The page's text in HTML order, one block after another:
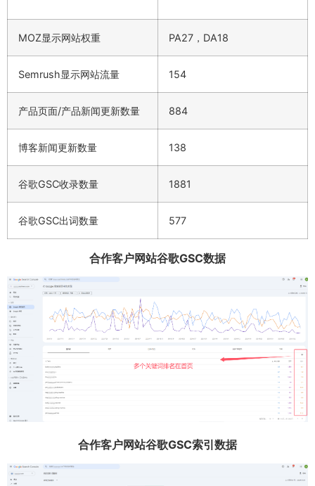
MOZ显示网站权重 PA27，DA18
Semrush显示网站流量 154
产品页面/产品新闻更新数量 884
博客新闻更新数量 138
谷歌GSC收录数量 1881
谷歌GSC出词数量 577
合作客户网站谷歌GSC数据
合作客户网站谷歌GSC索引数据